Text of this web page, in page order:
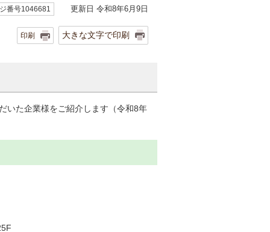
番号1046681 更新日 令和8年6月9日
印刷 大きな文字で印刷
いた企業様をご紹介します（令和8年